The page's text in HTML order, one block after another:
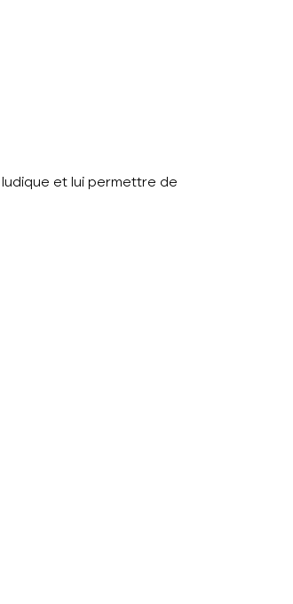
et lui permettre de